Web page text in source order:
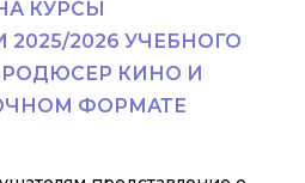
КУРСЫ
2026 УЧЕБНОГО
КИНО И
ФОРМАТЕ